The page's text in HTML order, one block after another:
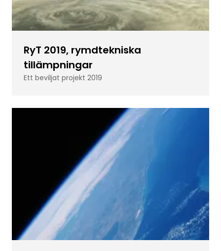
RyT 2019, rymdtekniska
tillämpningar
Ett beviljat projekt 2019